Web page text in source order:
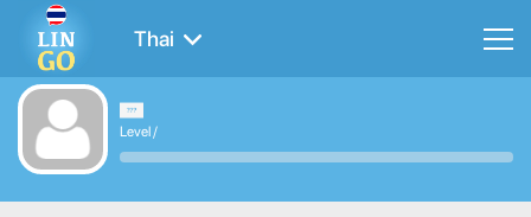
Thai
Level/